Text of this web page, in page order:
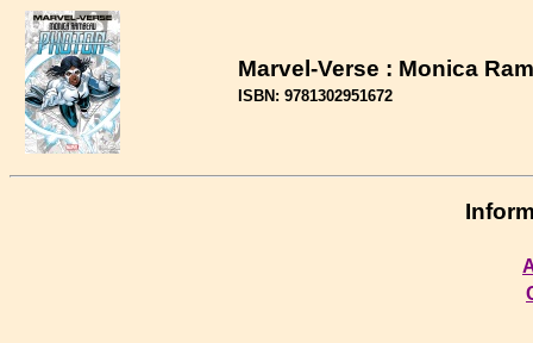
Marvel-Verse : Monica
ISBN: 9781302951672